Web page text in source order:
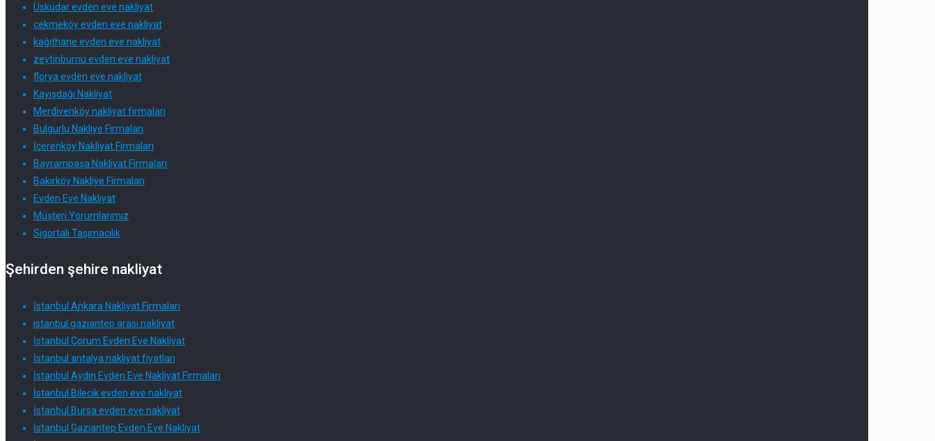
Üsküdar evden eve nakliyat
çekmeköy evden eve nakliyat
kağıthane evden eve nakliyat
zeytinburnu evden eve nakliyat
florya evden eve nakliyat
Kayışdağı Nakliyat
Merdivenköy nakliyat firmaları
Bulgurlu Nakliye Firmaları
İçerenköy Nakliyat Firmaları
Bayrampaşa Nakliyat Firmaları
Bakırköy Nakliye Firmaları
Evden Eve Nakliyat
Müşteri Yorumlarımız
Sigortalı Taşımacılık
Şehirden şehire nakliyat
İstanbul Ankara Nakliyat Firmaları
istanbul gaziantep arası nakliyat
İstanbul Çorum Evden Eve Nakliyat
İstanbul antalya nakliyat fiyatları
İstanbul Aydın Evden Eve Nakliyat Firmaları
İstanbul Bilecik evden eve nakliyat
İstanbul Bursa evden eve nakliyat
İstanbul Gaziantep Evden Eve Nakliyat